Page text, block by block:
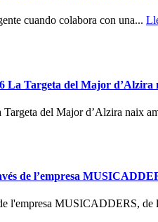
cuando colabora con una...
La Targeta del Major d’Alzira
del Major d’Alzira naix
de l’empresa
l'empresa MUSICADDERS, de